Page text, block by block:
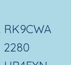
2280